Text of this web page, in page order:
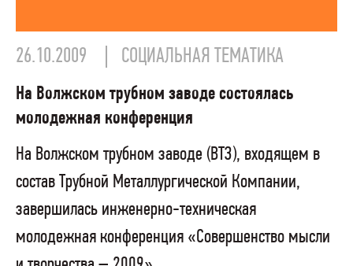
26.10.2009 СОЦИАЛЬНАЯ ТЕМАТИКА
На Волжском трубном заводе состоялась
молодежная конференция
На Волжском трубном заводе (ВТЗ), входящем в
состав Трубной Металлургической Компании,
завершилась инженерно-техническая
молодежная конференция «Совершенство мысли